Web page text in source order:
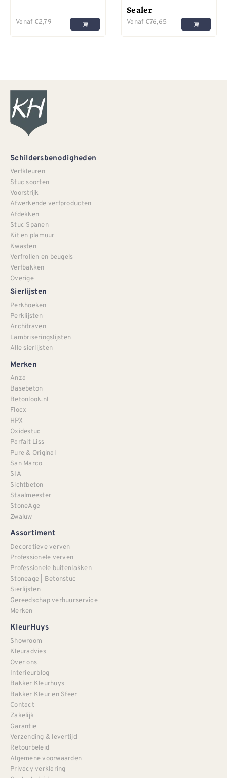
Vanaf €2,79
Sealer
Vanaf €76,65
Schildersbenodigheden
Verfkleuren
Stuc soorten
Voorstrijk
Afwerkende verfproducten
Afdekken
Stuc Spanen
Kit en plamuur
Kwasten
Verfrollen en beugels
Verfbakken
Overige
Sierlijsten
Perkhoeken
Perklijsten
Architraven
Lambriseringslijsten
Alle sierlijsten
Merken
Anza
Basebeton
Betonlook.nl
Flocx
HPX
Oxidestuc
Parfait Liss
Pure & Original
San Marco
SIA
Sichtbeton
Staalmeester
StoneAge
Zwaluw
Assortiment
Decoratieve verven
Professionele verven
Professionele buitenlakken
Stoneage | Betonstuc
Sierlijsten
Gereedschap verhuurservice
Merken
KleurHuys
Showroom
Kleuradvies
Over ons
Interieurblog
Bakker Kleurhuys
Bakker Kleur en Sfeer
Contact
Zakelijk
Garantie
Verzending & levertijd
Retourbeleid
Algemene voorwaarden
Privacy verklaring